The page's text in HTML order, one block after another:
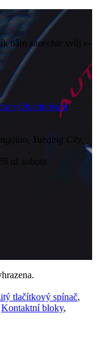
nám zanechte svůj e-
Objednávání
Yueqing City,
až sobota
tlačítkový spínač,
Kontaktní bloky,